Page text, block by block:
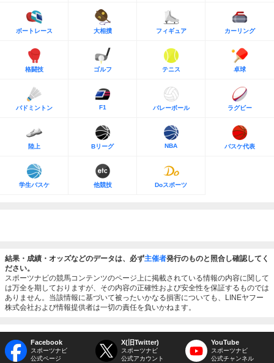
ボートレース 大相撲 フィギュア カーリング
格闘技 ゴルフ テニス 卓球
バドミントン F1 バレーボール ラグビー
陸上 Bリーグ NBA バスケ代表
学生バスケ 他競技 Doスポーツ
結果・成績・オッズなどのデータは、必ず主催者発行のものと照合し確認してく
ださい。
スポーツナビの競馬コンテンツのページ上に掲載されている情報の内容に関して
は万全を期しておりますが、その内容の正確性および安全性を保証するものでは
ありません。当該情報に基づいて被ったいかなる損害についても、LINEヤフー
株式会社および情報提供者は一切の責任を負いかねます。
Facebook
スポーツナビ
公式ページ
X(旧Twitter)
スポーツナビ
公式アカウント
YouTube
スポーツナビ
公式チャンネル